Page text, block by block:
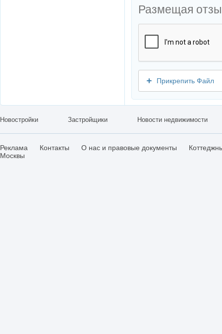
Размещая
Прикрепить Файл
Новостройки Застройщики Новости недвижимости
Реклама Контакты О нас и правовые документы
Москвы